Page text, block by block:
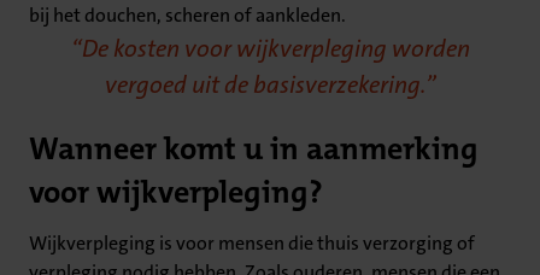
bij het douchen, scheren of aankleden.
De kosten voor wijkverpleging worden
vergoed uit de basisverzekering.
Wanneer komt u in aanmerking
voor wijkverpleging?
Wijkverpleging is voor mensen die thuis verzorging of